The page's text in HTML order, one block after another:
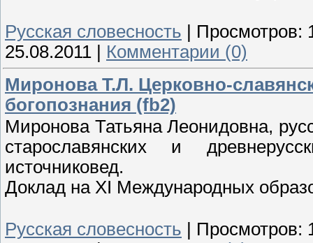
Русская словесность | Просмотров:
25.08.2011 | Комментарии (0)
Миронова Т.Л. Церковно-
богопознания (fb2)
Миронова Татьяна Леонидовна,
старославянских и
источниковед.
Доклад на XI Международных
Русская словесность Просмотров: